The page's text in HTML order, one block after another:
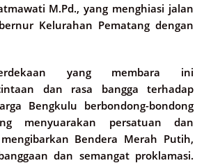
M.Pd., yang menghiasi jalan
Kelurahan Pematang dengan
yang membara ini
dan rasa bangga terhadap
Bengkulu berbondong-bondong
menyuarakan persatuan dan
Bendera Merah Putih,
dan semangat proklamasi.